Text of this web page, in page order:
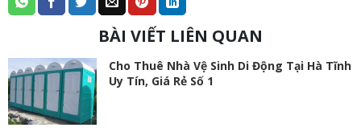
BÀI VIẾT LIÊN QUAN
Cho Thuê Nhà Vệ Sinh Di Động Tại Hà Tĩnh
Uy Tín, Giá Rẻ Số 1